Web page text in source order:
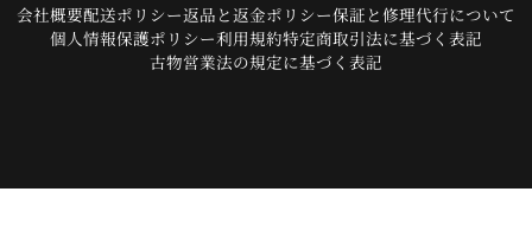
会社概要配送ポリシー返品と返金ポリシー保証と修理代行について
個人情報保護ポリシー利用規約特定商取引法に基づく表記
古物営業法の規定に基づく表記